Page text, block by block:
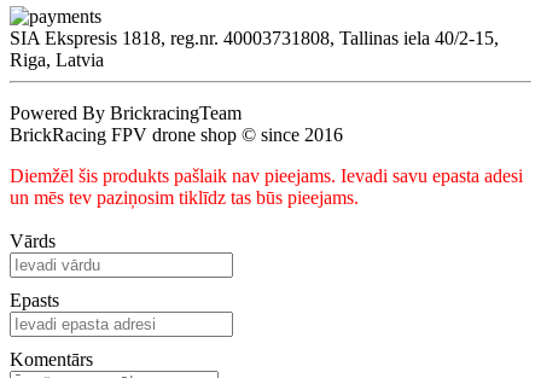
SIA Ekspresis 1818, reg.nr. 40003731808, Tallinas iela 40/2-15,
Riga, Latvia
Powered By BrickracingTeam
BrickRacing FPV drone shop © since 2016
Diemžēl šis produkts pašlaik nav pieejams. Ievadi savu epasta adesi
un mēs tev paziņosim tiklīdz tas būs pieejams.
Vārds
Epasts
Komentārs